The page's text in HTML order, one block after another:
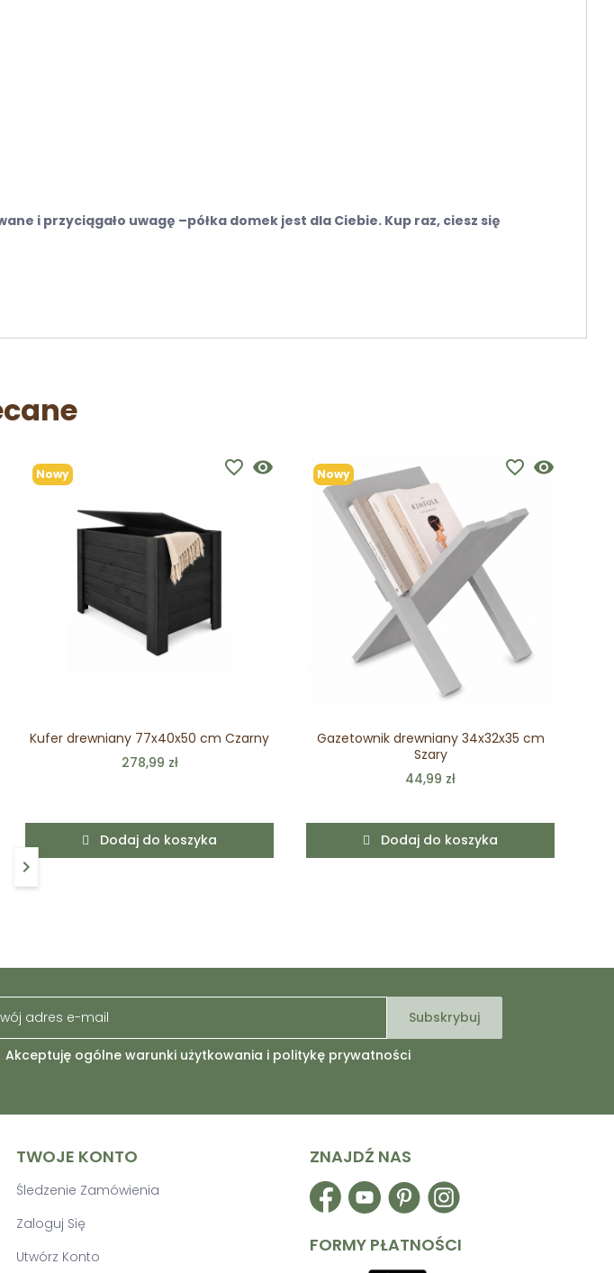
i przyciągało uwagę –półka domek jest dla Ciebie. Kup raz, ciesz się
Nowy visibility
favorite_border
Kufer drewniany 77x40x50 cm Czarny
278,99 zł
Dodaj do koszyka
Nowy visibility
favorite_border
Gazetownik drewniany 34x32x35 cm
Szary
44,99 zł
Dodaj do koszyka
Następny
keyboard_arrow_right
Akceptuję ogólne warunki użytkowania i politykę prywatności
TWOJE KONTO
Śledzenie Zamówienia
Zaloguj Się
Utwórz Konto
ZNAJDŹ NAS
FORMY PŁATNOŚCI